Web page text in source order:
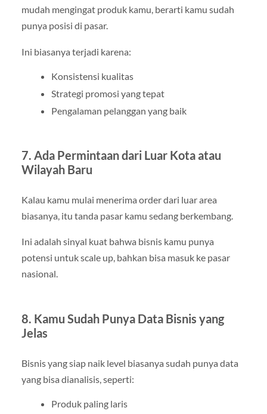
mudah mengingat produk kamu, berarti kamu sudah
punya posisi di pasar.
Ini biasanya terjadi karena:
Konsistensi kualitas
Strategi promosi yang tepat
Pengalaman pelanggan yang baik
7. Ada Permintaan dari Luar Kota atau
Wilayah Baru
Kalau kamu mulai menerima order dari luar area
biasanya, itu tanda pasar kamu sedang berkembang.
Ini adalah sinyal kuat bahwa bisnis kamu punya
potensi untuk scale up, bahkan bisa masuk ke pasar
nasional.
8. Kamu Sudah Punya Data Bisnis yang
Jelas
Bisnis yang siap naik level biasanya sudah punya data
yang bisa dianalisis, seperti:
Produk paling laris